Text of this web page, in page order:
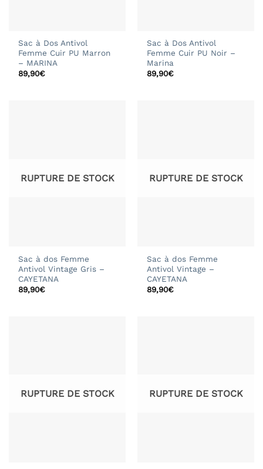
Sac à Dos Antivol
Femme Cuir PU Marron
– MARINA
89,90€
Sac à Dos Antivol
Femme Cuir PU Noir –
Marina
89,90€
RUPTURE DE STOCK
Sac à dos Femme
Antivol Vintage Gris –
CAYETANA
89,90€
RUPTURE DE STOCK
Sac à dos Femme
Antivol Vintage –
CAYETANA
89,90€
RUPTURE DE STOCK RUPTURE DE STOCK